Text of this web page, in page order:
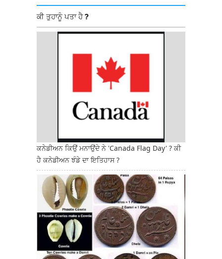
ਕੀ ਤੁਹਾਨੂੰ ਪਤਾ ਹੈ ?
ਕਨੇਡੀਅਨ ਕਿਉਂ ਮਨਾਉਂਦੇ ਨੇ 'Canada Flag Day' ? ਕੀ
ਹੈ ਕਨੇਡੀਅਨ ਝੰਡੇ ਦਾ ਇਤਿਹਾਸ ?